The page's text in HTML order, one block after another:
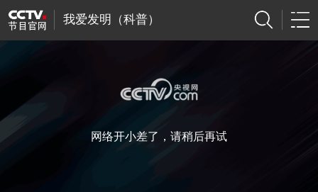
我爱发明（科普）
网络开小差了，请稍后再试